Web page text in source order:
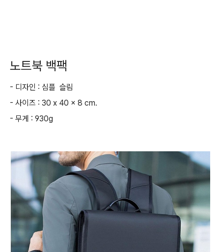
노트북 백팩
- 디자인 : 심플 슬림
- 사이즈 : 30 x 40 x 8 cm.
- 무게 : 930g